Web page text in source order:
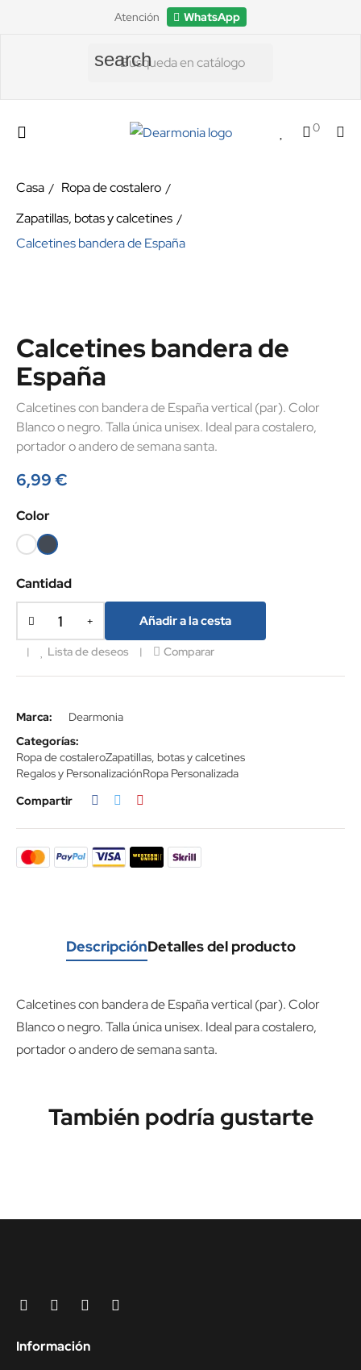
Atención WhatsApp
search
0
Casa
Ropa de costalero
Zapatillas, botas y calcetines
Calcetines bandera de España
Calcetines bandera de
España
Calcetines con bandera de España vertical (par). Color
Blanco o negro. Talla única unisex. Ideal para costalero,
portador o andero de semana santa.
6,99 €
Color
BlancoNegro
Cantidad
Añadir a la cesta
Lista de deseos Comparar
Marca:
Dearmonia
Categorías:
Ropa de costaleroZapatillas, botas y calcetines
Regalos y PersonalizaciónRopa Personalizada
Compartir
DescripciónDetalles del producto
Calcetines con bandera de España vertical (par). Color
Blanco o negro. Talla única unisex. Ideal para costalero,
portador o andero de semana santa.
También podría gustarte
Información